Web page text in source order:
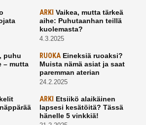
ARKI Vaikea, mutta tärkeä
aihe: Puhutaanhan teillä
kuolemasta?
4.3.2025
puhu
– mutta
RUOKAEineksiä ruoaksi?
Muista nämä asiat ja saat
paremman aterian
24.2.2025
ARKI Etsiikö alaikäinen
lapsesi kesätöitä? Tässä
hänelle 5 vinkkiä!